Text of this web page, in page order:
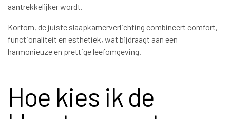
aantrekkelijker wordt.
Kortom, de juiste slaapkamerverlichting combineert comfort,
functionaliteit en esthetiek, wat bijdraagt aan een
harmonieuze en prettige leefomgeving.
Hoe kies ik de